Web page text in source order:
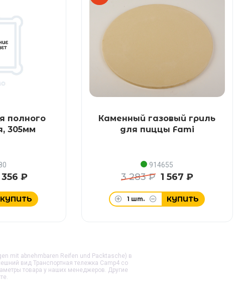
полного
305мм
₽
КУПИТЬ
Каменный газовый гриль
для пиццы Fami
914655
3 283 ₽ 1 567 ₽
1 шт. КУПИТЬ
mit abnehmbaren Reifen und Packtasche) в
вид Транспортная тележка Camp4 со
товара у наших менеджеров. Другие